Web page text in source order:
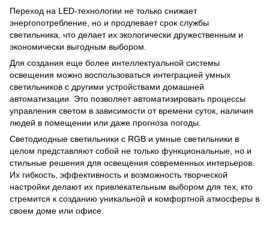
Переход на LED-технологии не только снижает
энергопотребление, но и продлевает срок службы
светильника, что делает их экологически дружественным и
экономически выгодным выбором.
Для создания еще более интеллектуальной системы
освещения можно воспользоваться интеграцией умных
светильников с другими устройствами домашней
автоматизации. Это позволяет автоматизировать процессы
управления светом в зависимости от времени суток, наличия
людей в помещении или даже прогноза погоды.
Светодиодные светильники с RGB и умные светильники в
целом представляют собой не только функциональные, но и
стильные решения для освещения современных интерьеров.
Их гибкость, эффективность и возможность творческой
настройки делают их привлекательным выбором для тех, кто
стремится к созданию уникальной и комфортной атмосферы в
своем доме или офисе.